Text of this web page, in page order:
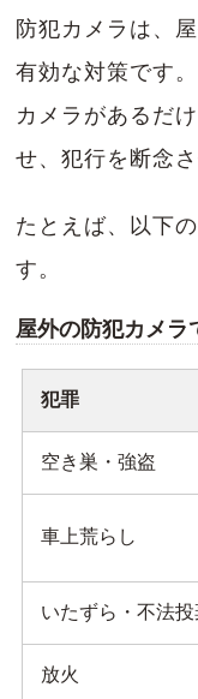
防犯カメラは、
有効な対策です。
カメラがあるだ
せ、犯行を断念さ
たとえば、以下
す。
屋外の防犯カメラ
犯罪
空き巣・強盗
車上荒らし
いたずら・不法投
放火